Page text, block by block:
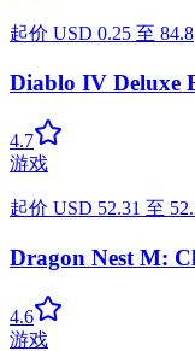
起价 USD 0.25 至 84.8
Diablo IV Deluxe
4.7
游戏
起价 USD 52.31 至
Dragon Nest M:
4.6
游戏